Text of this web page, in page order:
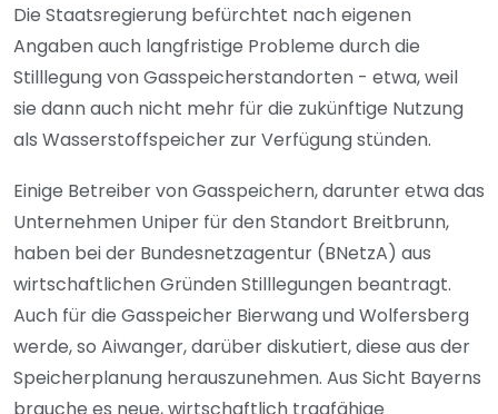
Die Staatsregierung befürchtet nach eigenen
Angaben auch langfristige Probleme durch die
Stilllegung von Gasspeicherstandorten - etwa, weil
sie dann auch nicht mehr für die zukünftige Nutzung
als Wasserstoffspeicher zur Verfügung stünden.
Einige Betreiber von Gasspeichern, darunter etwa das
Unternehmen Uniper für den Standort Breitbrunn,
haben bei der Bundesnetzagentur (BNetzA) aus
wirtschaftlichen Gründen Stilllegungen beantragt.
Auch für die Gasspeicher Bierwang und Wolfersberg
werde, so Aiwanger, darüber diskutiert, diese aus der
Speicherplanung herauszunehmen. Aus Sicht Bayerns
brauche es neue, wirtschaftlich tragfähige